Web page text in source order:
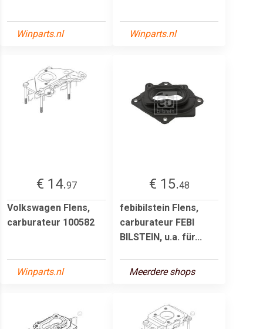
Winparts.nl Winparts.nl
€ 14.97
Volkswagen Flens,
carburateur 100582
Winparts.nl
€ 15.48
febibilstein Flens,
carburateur FEBI
BILSTEIN, u.a. für...
Meerdere shops